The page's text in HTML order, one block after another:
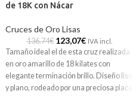
de 18K con Nácar
Cruces de Oro Lisas
136,74€ 123,07€ IVA incl.
Tamaño ideal el de esta cruz realizada
en oro amarillo de 18 kilates con
elegante terminación brillo. Diseño liso
y plano, rodeado por una preciosa placa